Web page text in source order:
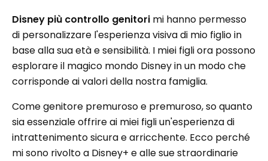
Disney più controllo genitori mi hanno permesso
di personalizzare l'esperienza visiva di mio figlio in
base alla sua età e sensibilità. I miei figli ora possono
esplorare il magico mondo Disney in un modo che
corrisponde ai valori della nostra famiglia.
Come genitore premuroso e premuroso, so quanto
sia essenziale offrire ai miei figli un'esperienza di
intrattenimento sicura e arricchente. Ecco perché
mi sono rivolto a Disney+ e alle sue straordinarie